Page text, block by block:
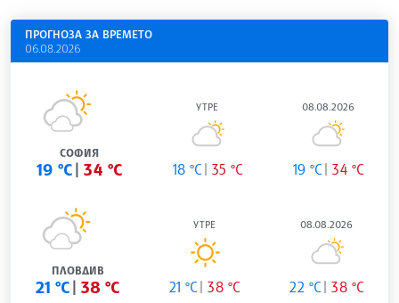
ПРОГНОЗА ЗА ВРЕМЕТО
06.08.2026
СОФИЯ
19 °C 34 °C
УТРЕ
18 °C 35 °C
08.08.2026
19 °C 34 °C
ПЛОВДИВ
21 °C 38 °C
УТРЕ
21 °C 38 °C
08.08.2026
22 °C 38 °C